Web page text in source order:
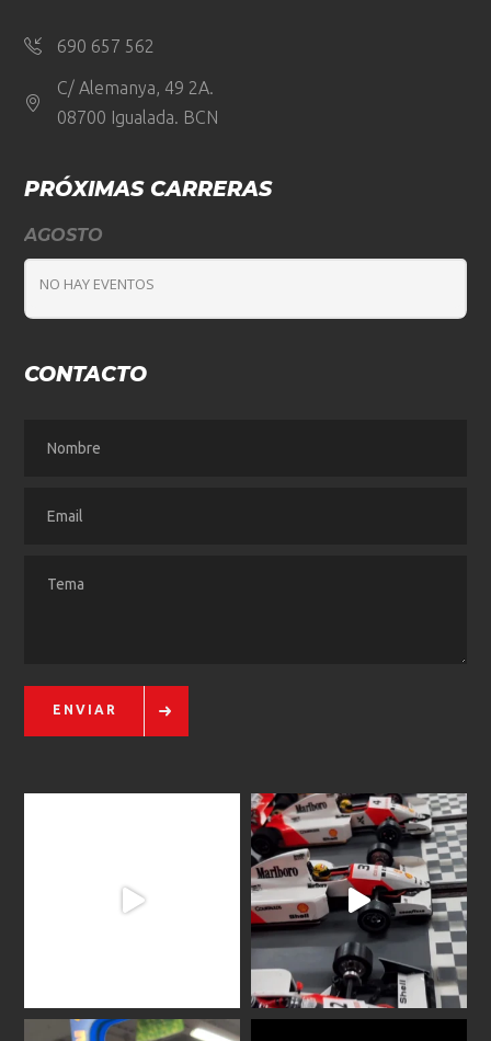
690 657 562
C/ Alemanya, 49 2A.
08700 Igualada. BCN
PRÓXIMAS CARRERAS
AGOSTO
NO HAY EVENTOS
CONTACTO
ENVIAR